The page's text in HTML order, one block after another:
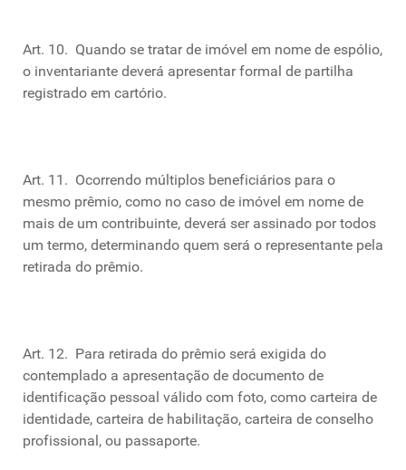
Art. 10. Quando se tratar de imóvel em nome de espólio,
o inventariante deverá apresentar formal de partilha
registrado em cartório.
Art. 11. Ocorrendo múltiplos beneficiários para o
mesmo prêmio, como no caso de imóvel em nome de
mais de um contribuinte, deverá ser assinado por todos
um termo, determinando quem será o representante pela
retirada do prêmio.
Art. 12. Para retirada do prêmio será exigida do
contemplado a apresentação de documento de
identificação pessoal válido com foto, como carteira de
identidade, carteira de habilitação, carteira de conselho
profissional, ou passaporte.